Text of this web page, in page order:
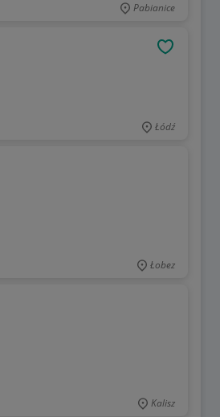
Pabianice
Łódź
Łobez
Kalisz